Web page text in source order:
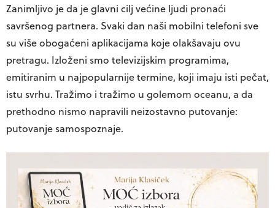
Zanimljivo je da je glavni cilj većine ljudi pronaći
savršenog partnera. Svaki dan naši mobilni telefoni sve
su više obogaćeni aplikacijama koje olakšavaju ovu
pretragu. Izloženi smo televizijskim programima,
emitiranim u najpopularnije termine, koji imaju isti pečat,
istu svrhu. Tražimo i tražimo u golemom oceanu, a da
prethodno nismo napravili neizostavno putovanje:
putovanje samospoznaje.